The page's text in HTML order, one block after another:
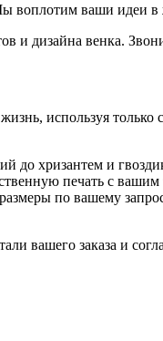
ваши идеи в
и дизайна венка.
используя только
хризантем и
печать с
по вашему
заказа и